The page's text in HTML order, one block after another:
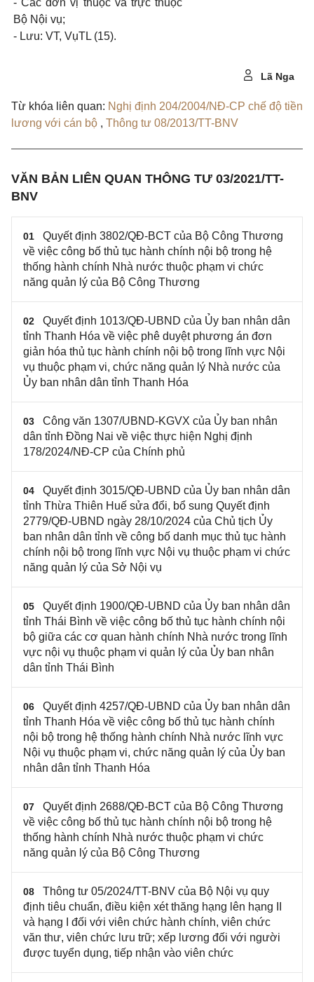
- Các đơn vị thuộc và trực thuộc
Bộ Nội vụ;
- Lưu: VT, VụTL (15).
Lã Nga
Từ khóa liên quan: Nghị định 204/2004/NĐ-CP chế độ tiền
lương với cán bộ , Thông tư 08/2013/TT-BNV
VĂN BẢN LIÊN QUAN THÔNG TƯ 03/2021/TT-
BNV
01
Quyết định 3802/QĐ-BCT của Bộ Công Thương
về việc công bố thủ tục hành chính nội bộ trong hệ
thống hành chính Nhà nước thuộc phạm vi chức
năng quản lý của Bộ Công Thương
02
Quyết định 1013/QĐ-UBND của Ủy ban nhân dân
tỉnh Thanh Hóa về việc phê duyệt phương án đơn
giản hóa thủ tục hành chính nội bộ trong lĩnh vực Nội
vụ thuộc phạm vi, chức năng quản lý Nhà nước của
Ủy ban nhân dân tỉnh Thanh Hóa
03
Công văn 1307/UBND-KGVX của Ủy ban nhân
dân tỉnh Đồng Nai về việc thực hiện Nghị định
178/2024/NĐ-CP của Chính phủ
04
Quyết định 3015/QĐ-UBND của Ủy ban nhân dân
tỉnh Thừa Thiên Huế sửa đổi, bổ sung Quyết định
2779/QĐ-UBND ngày 28/10/2024 của Chủ tịch Ủy
ban nhân dân tỉnh về công bố danh mục thủ tục hành
chính nội bộ trong lĩnh vực Nội vụ thuộc phạm vi chức
năng quản lý của Sở Nội vụ
05
Quyết định 1900/QĐ-UBND của Ủy ban nhân dân
tỉnh Thái Bình về việc công bố thủ tục hành chính nội
bộ giữa các cơ quan hành chính Nhà nước trong lĩnh
vực nội vụ thuộc phạm vi quản lý của Ủy ban nhân
dân tỉnh Thái Bình
06
Quyết định 4257/QĐ-UBND của Ủy ban nhân dân
tỉnh Thanh Hóa về việc công bố thủ tục hành chính
nội bộ trong hệ thống hành chính Nhà nước lĩnh vực
Nội vụ thuộc phạm vi, chức năng quản lý của Ủy ban
nhân dân tỉnh Thanh Hóa
07
Quyết định 2688/QĐ-BCT của Bộ Công Thương
về việc công bố thủ tục hành chính nội bộ trong hệ
thống hành chính Nhà nước thuộc phạm vi chức
năng quản lý của Bộ Công Thương
08
Thông tư 05/2024/TT-BNV của Bộ Nội vụ quy
định tiêu chuẩn, điều kiện xét thăng hạng lên hạng II
và hạng I đối với viên chức hành chính, viên chức
văn thư, viên chức lưu trữ; xếp lương đối với người
được tuyển dụng, tiếp nhận vào viên chức